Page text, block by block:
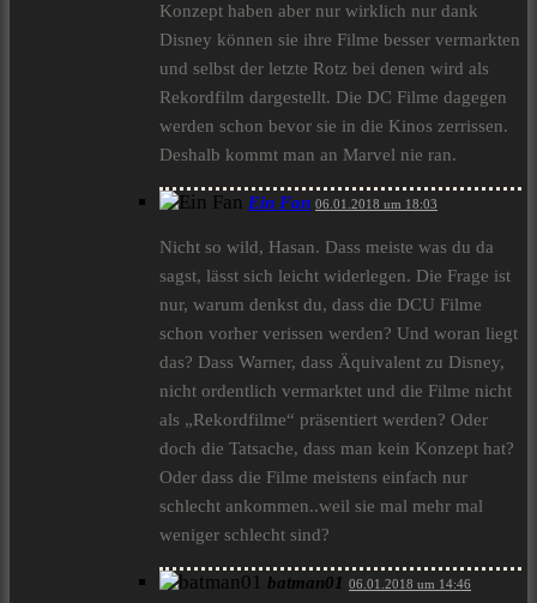
Konzept haben aber nur wirklich nur dank
Disney können sie ihre Filme besser vermarkten
und selbst der letzte Rotz bei denen wird als
Rekordfilm dargestellt. Die DC Filme dagegen
werden schon bevor sie in die Kinos zerrissen.
Deshalb kommt man an Marvel nie ran.
Ein Fan 06.01.2018 um 18:03
Nicht so wild, Hasan. Dass meiste was du da
sagst, lässt sich leicht widerlegen. Die Frage ist
nur, warum denkst du, dass die DCU Filme
schon vorher verissen werden? Und woran liegt
das? Dass Warner, dass Äquivalent zu Disney,
nicht ordentlich vermarktet und die Filme nicht
als „Rekordfilme“ präsentiert werden? Oder
doch die Tatsache, dass man kein Konzept hat?
Oder dass die Filme meistens einfach nur
schlecht ankommen..weil sie mal mehr mal
weniger schlecht sind?
batman01 06.01.2018 um 14:46